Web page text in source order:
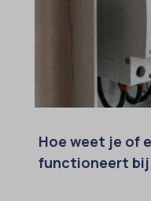
Hoe weet je of
functioneert